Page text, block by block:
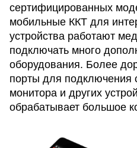
сертифицированных
мобильные ККТ для
устройства работают
подключать много
оборудования. Более
порты для подключения
монитора и других
обрабатывает большое